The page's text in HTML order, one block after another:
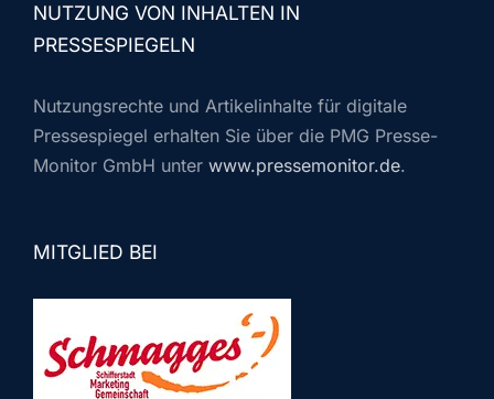
NUTZUNG VON INHALTEN IN
PRESSESPIEGELN
Nutzungsrechte und Artikelinhalte für digitale
Pressespiegel erhalten Sie über die PMG Presse-
Monitor GmbH unter www.pressemonitor.de.
MITGLIED BEI